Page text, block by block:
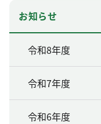
お知らせ
令和8年度
令和7年度
令和6年度